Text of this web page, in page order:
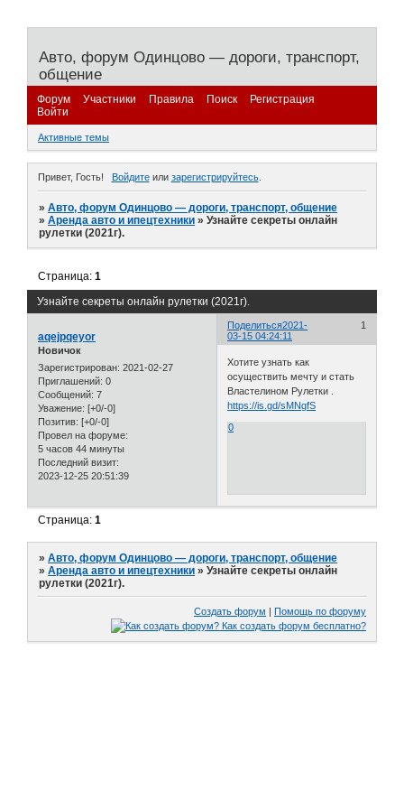
Авто, форум Одинцово — дороги, транспорт,
общение
Форум Участники Правила Поиск
Регистрация
Войти
Активные темы
Привет, Гость! Войдитеили зарегистрируйтесь.
»Авто, форум Одинцово — дороги, транспорт, общение
»Аренда авто и ипецтехники »Узнайте секреты онлайн
рулетки (2021г).
Узнайте секреты онлайн рулетки (2021г).
Страница:1
Поделиться 1
2021-
03-15 04:24:11
aqejpqeyor
Новичок
Зарегистрирован: 2021-02-27
Приглашений: 0
Сообщений: 7
Уважение: [+0/-0]
Позитив: [+0/-0]
Провел на форуме:
5 часов 44 минуты
Последний визит:
2023-12-25 20:51:39
Хотите узнать как
осуществить мечту и стать
Властелином Рулетки .
https://is.gd/sMNgfS
0
Страница:1
»Авто, форум Одинцово — дороги, транспорт, общение
»Аренда авто и ипецтехники »Узнайте секреты онлайн
рулетки (2021г).
Создать форум Помощь по форуму